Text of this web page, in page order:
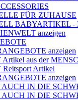
FÜR ZUHAUSE
BABYARTIKEL -
anzeigen
anzeigen
aus der
Artikel
anzeigen
IN DIE
IN DIE